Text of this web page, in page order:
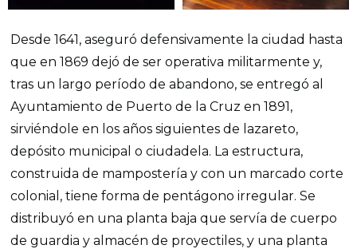
Desde 1641, aseguró defensivamente la ciudad hasta
que en 1869 dejó de ser operativa militarmente y,
tras un largo período de abandono, se entregó al
Ayuntamiento de Puerto de la Cruz en 1891,
sirviéndole en los años siguientes de lazareto,
depósito municipal o ciudadela. La estructura,
construida de mampostería y con un marcado corte
colonial, tiene forma de pentágono irregular. Se
distribuyó en una planta baja que servía de cuerpo
de guardia y almacén de proyectiles, y una planta